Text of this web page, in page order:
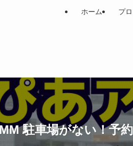
ホーム プ
駐車場がない！予